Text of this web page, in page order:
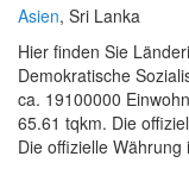
Asien, Sri Lanka
Hier finden Sie
Demokratische
ca. 19100000
65.61 tqkm. Die
Die offizielle